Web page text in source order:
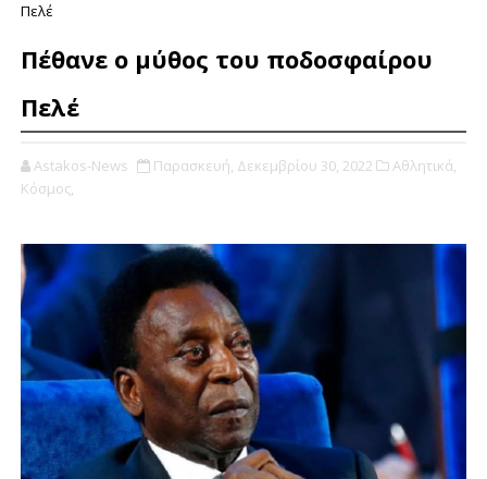
Πελέ
Πέθανε ο μύθος του ποδοσφαίρου
Πελέ
Astakos-News Παρασκευή, Δεκεμβρίου 30, 2022
Αθλητικά,
Κόσμος,